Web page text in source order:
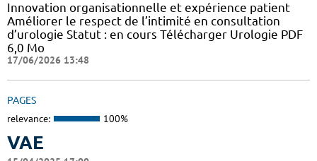
Innovation organisationnelle et expérience patient
Améliorer le respect de l’intimité en consultation
d’urologie Statut : en cours Télécharger Urologie PDF
6,0 Mo
17/06/2026 13:48
PAGES
relevance: 100%
VAE